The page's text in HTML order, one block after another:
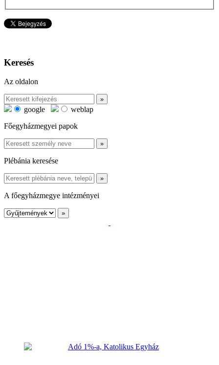
Keresés
Az oldalon
google
weblap
Főegyházmegyei papok
Plébánia keresése
A főegyházmegye intézményei